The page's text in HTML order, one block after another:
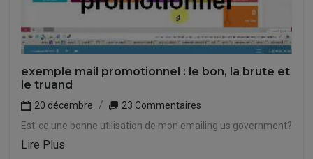
exemple mail promotionnel : le bon, la brute et
le truand
20 décembre
23 Commentaires
Est-ce une bonne utilisation de mon emailing us government?
Lire Plus